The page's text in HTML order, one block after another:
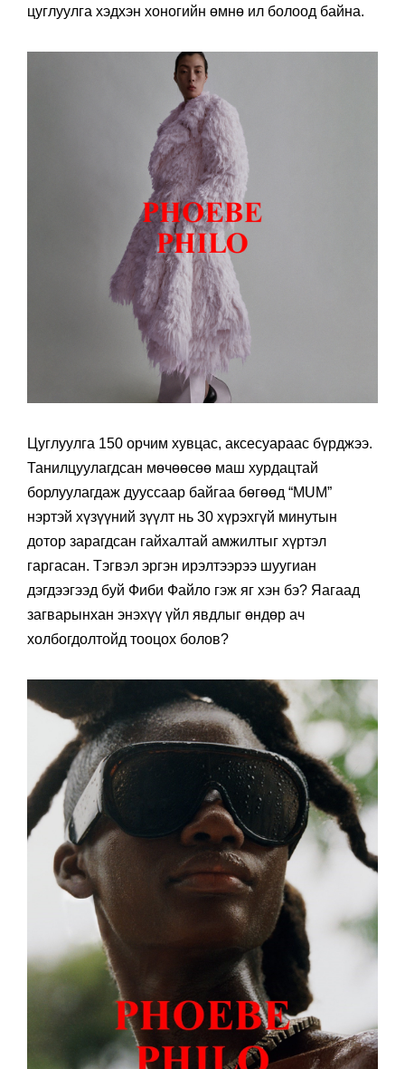
цуглуулга хэдхэн хоногийн өмнө ил болоод байна.
Цуглуулга 150 орчим хувцас, аксесуараас бүрджээ.
Танилцуулагдсан мөчөөсөө маш хурдацтай
борлуулагдаж дууссаар байгаа бөгөөд “MUM”
нэртэй хүзүүний зүүлт нь 30 хүрэхгүй минутын
дотор зарагдсан гайхалтай амжилтыг хүртэл
гаргасан. Тэгвэл эргэн ирэлтээрээ шуугиан
дэгдээгээд буй Фиби Файло гэж яг хэн бэ? Яагаад
загварынхан энэхүү үйл явдлыг өндөр ач
холбогдолтойд тооцох болов?